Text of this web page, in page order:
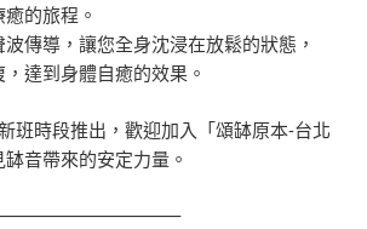
的旅程。
傳導，讓您全身沈浸在放鬆的狀態，
達到身體自癒的效果。
班時段推出，歡迎加入「頌缽原本-台北
音帶來的安定力量。